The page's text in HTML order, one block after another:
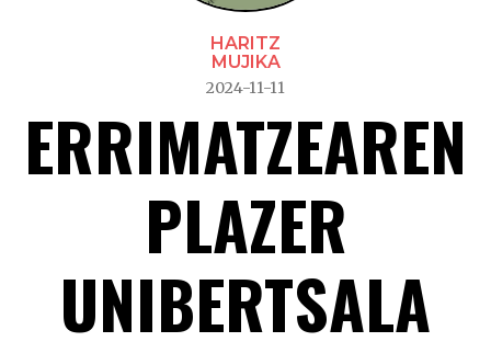
HARITZ
MUJIKA
2024-11-11
ERRIMATZEAREN
PLAZER
UNIBERTSALA